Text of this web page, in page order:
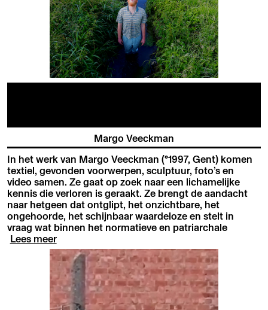
Margo Veeckman
In het werk van Margo Veeckman (°1997, Gent) komen
textiel, gevonden voorwerpen, sculptuur, foto’s en
video samen. Ze gaat op zoek naar een lichamelijke
kennis die verloren is geraakt. Ze brengt de aandacht
naar hetgeen dat ontglipt, het onzichtbare, het
ongehoorde, het schijnbaar waardeloze en stelt in
vraag wat binnen het normatieve en patriarchale
Lees meer